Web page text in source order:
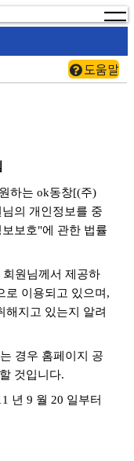
도움말
하는 ok동창[(주)
의 개인정보를 중
보호"에 관한 법률
원님께서 제공하
로 이용되고 있으며,
해지고 있는지 알려
경우 홈페이지 공
것입니다.
년 9 월 20 일부터